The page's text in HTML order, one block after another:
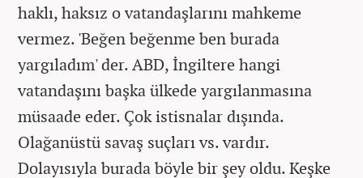
haklı, haksız o vatandaşlarını mahkeme
vermez. 'Beğen beğenme ben burada
yargıladım' der. ABD, İngiltere hangi
vatandaşını başka ülkede yargılanmasına
müsaade eder. Çok istisnalar dışında.
Olağanüstü savaş suçları vs. vardır.
Dolayısıyla burada böyle bir şey oldu. Keşke